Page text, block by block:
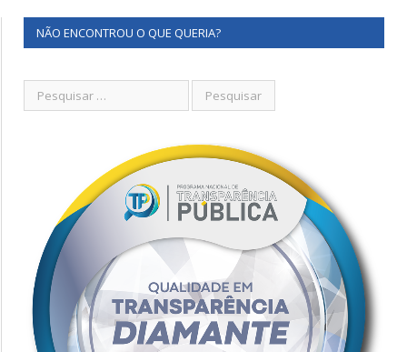
NÃO ENCONTROU O QUE QUERIA?